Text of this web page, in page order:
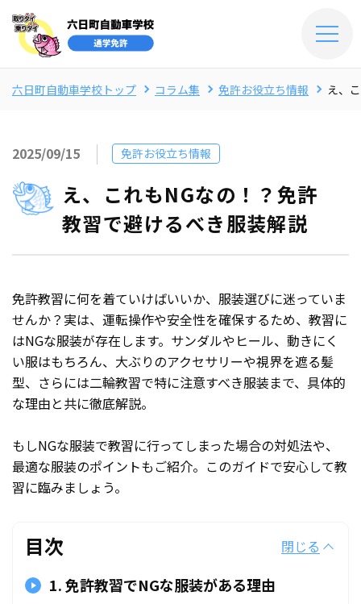
六日町自動車学校トップ コラム集 免許お役立ち情報 え、
2025/09/15 免許お役立ち情報
え、これもNGなの！？免許
教習で避けるべき服装解説
免許教習に何を着ていけばいいか、服装選びに迷っていま
せんか？実は、運転操作や安全性を確保するため、教習に
はNGな服装が存在します。サンダルやヒール、動きにく
い服はもちろん、大ぶりのアクセサリーや視界を遮る髪
型、さらには二輪教習で特に注意すべき服装まで、具体的
な理由と共に徹底解説。
もしNGな服装で教習に行ってしまった場合の対処法や、
最適な服装のポイントもご紹介。このガイドで安心して教
習に臨みましょう。
目次 閉じる
1. 免許教習でNGな服装がある理由